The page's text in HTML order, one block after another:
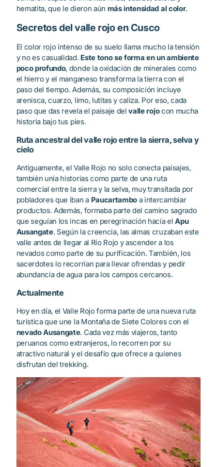
hematita, que le dieron aún más intensidad al color.
Secretos del valle rojo en Cusco
El color rojo intenso de su suelo llama mucho la tensión
y no es casualidad. Este tono se forma en un ambiente
poco profundo, donde la oxidación de minerales como
el hierro y el manganeso transforma la tierra con el
paso del tiempo. Además, su composición incluye
arenisca, cuarzo, limo, lutitas y caliza. Por eso, cada
paso que das revela el paisaje delvalle rojocon mucha
historia bajo tus pies.
Ruta ancestral del valle rojo entre la sierra, selva y
cielo
Antiguamente, el Valle Rojo no solo conecta paisajes,
también unía historias como parte de una ruta
comercial entre la sierra y la selva, muy transitada por
pobladores que iban a Paucartambo a intercambiar
productos. Además, formaba parte del camino sagrado
que seguían los incas en peregrinación hacia elApu
Ausangate. Según la creencia, las almas cruzaban este
valle antes de llegar al Río Rojo y ascender a los
nevados como parte de su purificación. También, los
sacerdotes lo recorrían para llevar ofrendas y pedir
abundancia de agua para los campos cercanos.
Actualmente
Hoy en día, el Valle Rojo forma parte de una nueva ruta
turística que une la Montaña de Siete Colores con el
nevado Ausangate. Cada vez más viajeros, tanto
peruanos como extranjeros, lo recorren por su
atractivo natural y el desafío que ofrece a quienes
disfrutan del trekking.